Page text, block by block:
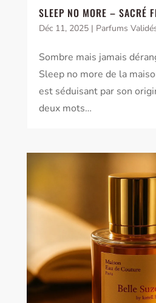
SLEEP NO MORE – SACRÉ
Déc 11, 2025| Parfums
Sombre mais jamais
Sleep no more de la
est séduisant par son
deux mots…